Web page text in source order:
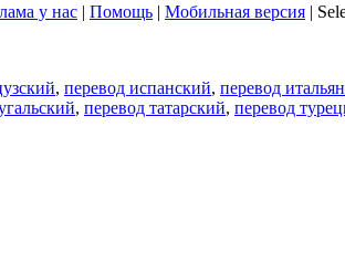
у нас | Помощь | Мобильная версия |
, перевод испанский, перевод
, перевод татарский, перевод